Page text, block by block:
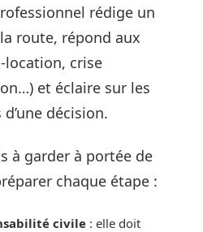
rédige un
route, répond aux
location, crise
et éclaire sur les
décision.
à garder à portée de
chaque étape :
civile : elle doit